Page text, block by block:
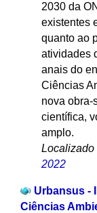
2030 da
existentes
quanto ao
atividades
anais do
Ciências
nova obra-
científica,
amplo.
Localizado
2022
Urbansus -
Ciências